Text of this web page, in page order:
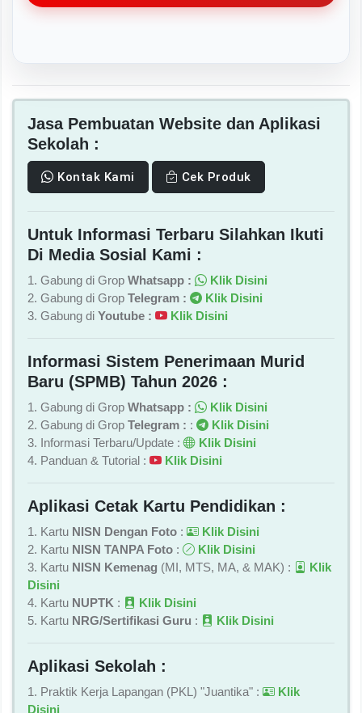
Jasa Pembuatan Website dan Aplikasi
Sekolah :
Kontak Kami Cek Produk
Untuk Informasi Terbaru Silahkan Ikuti
Di Media Sosial Kami :
1. Gabung di Grop Whatsapp :
Klik Disini
2. Gabung di Grop Telegram :
Klik Disini
3. Gabung di Youtube : Klik Disini
Informasi Sistem Penerimaan Murid
Baru (SPMB) Tahun 2026 :
1. Gabung di Grop Whatsapp :
Klik Disini
2. Gabung di Grop Telegram : :
Klik Disini
3. Informasi Terbaru/Update :
Klik Disini
4. Panduan & Tutorial :
Klik Disini
Aplikasi Cetak Kartu Pendidikan :
1. Kartu NISN Dengan Foto :
Klik Disini
2. Kartu NISN TANPA Foto :
Klik Disini
3. Kartu NISN Kemenag (MI, MTS, MA, & MAK) :
Klik
Disini
4. Kartu NUPTK :
Klik Disini
5. Kartu NRG/Sertifikasi Guru : Klik Disini
Aplikasi Sekolah :
1. Praktik Kerja Lapangan (PKL) "Juantika" :
Klik
Disini